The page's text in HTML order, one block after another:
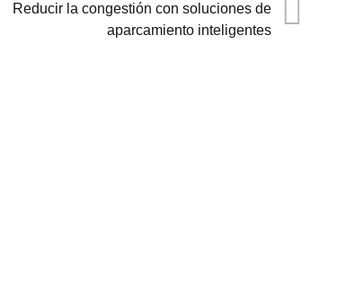
Reducir la congestión con soluciones de
aparcamiento inteligentes